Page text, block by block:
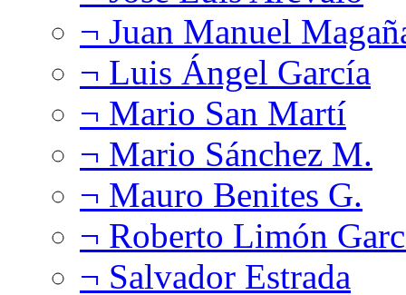
¬ Juan Manuel
¬ Luis Ángel García
¬ Mario San Martí
¬ Mario Sánchez M.
¬ Mauro Benites G.
¬ Roberto Limón
¬ Salvador Estrada